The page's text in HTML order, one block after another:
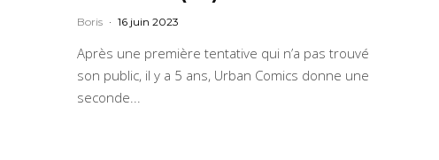
Boris · 16 juin 2023
Après une première tentative qui n’a pas trouvé
son public, il y a 5 ans, Urban Comics donne une
seconde...